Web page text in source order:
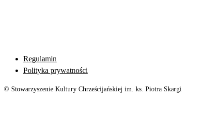
Regulamin
Polityka prywatności
© Stowarzyszenie Kultury Chrześcijańskiej im. ks. Piotra Skargi